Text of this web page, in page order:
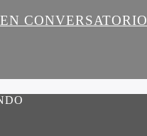
CONVERSATORIO